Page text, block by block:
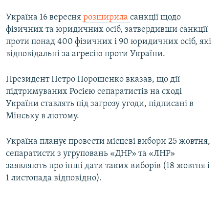
Усі сайти RFE/RL
Україна 16 вересня розширила санкції щодо
фізичних та юридичних осіб, затвердивши санкції
проти понад 400 фізичних і 90 юридичних осіб, які
відповідальні за агресію проти України.
Президент Петро Порошенко вказав, що дії
підтримуваних Росією сепаратистів на сході
України ставлять під загрозу угоди, підписані в
Мінську в лютому.
Україна планує провести місцеві вибори 25 жовтня,
сепаратисти з угруповань «ДНР» та «ЛНР»
заявляють про інші дати таких виборів (18 жовтня і
1 листопада відповідно).